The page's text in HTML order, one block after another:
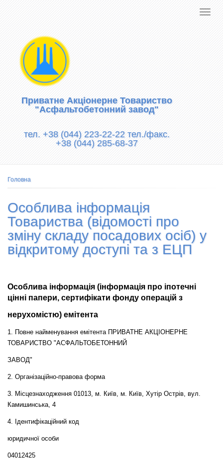
Приватне Акціонерне Товариство
"Асфальтобетонний завод"
тел. +38 (044) 223-22-22 тел./факс.
+38 (044) 285-68-37
Рядок
Головна
Особлива інформація
Товариства (відомості про
зміну складу посадових осіб) у
відкритому доступі та з ЕЦП
Особлива інформація (інформація про іпотечні
цінні папери, сертифікати фонду операцій з
нерухомістю) емітента
1. Повне найменування емітента ПРИВАТНЕ АКЦІОНЕРНЕ
ТОВАРИСТВО "АСФАЛЬТОБЕТОННИЙ
ЗАВОД"
2. Організаційно-правова форма
3. Місцезнаходження 01013, м. Київ, м. Київ, Хутiр Острiв, вул.
Камишинська, 4
4. Ідентифікаційний код
юридичної особи
04012425